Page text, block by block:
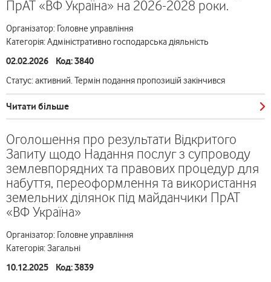
ПрАТ «ВФ Україна» на 2026-2028 роки.
Організатор: Головне управління
Категорія: Адміністративно господарська діяльність
02.02.2026 Код: 3840
Статус: активний. Термін подання пропозицій закінчився
Читати більше
Оголошення про результати Відкритого
Запиту щодо Надання послуг з супроводу
землевпорядних та правових процедур для
набуття, переоформлення та використання
земельних ділянок під майданчики ПрАТ
«ВФ Україна»
Організатор: Головне управління
Категорія: Загальні
10.12.2025 Код: 3839